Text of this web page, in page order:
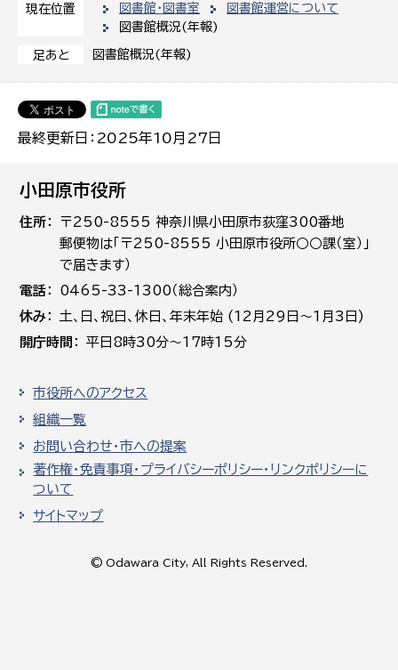
現在位置
図書館・図書室
図書館運営について
図書館概況(年報)
足あと 図書館概況(年報)
最終更新日：2025年10月27日
小田原市役所
住所
〒250-8555 神奈川県小田原市荻窪300番地
郵便物は「〒250-8555 小田原市役所○○課（室）」
で届きます）
電話
0465-33-1300（総合案内）
休み
土､日､祝日、休日、年末年始 (12月29日～1月3日)
開庁時間
平日8時30分～17時15分
市役所へのアクセス
組織一覧
お問い合わせ・市への提案
著作権・免責事項・プライバシーポリシー・リンクポリシーに
ついて
サイトマップ
© Odawara City, All Rights Reserved.